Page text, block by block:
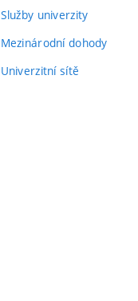
Služby univerzity
Mezinárodní dohody
Univerzitní sítě